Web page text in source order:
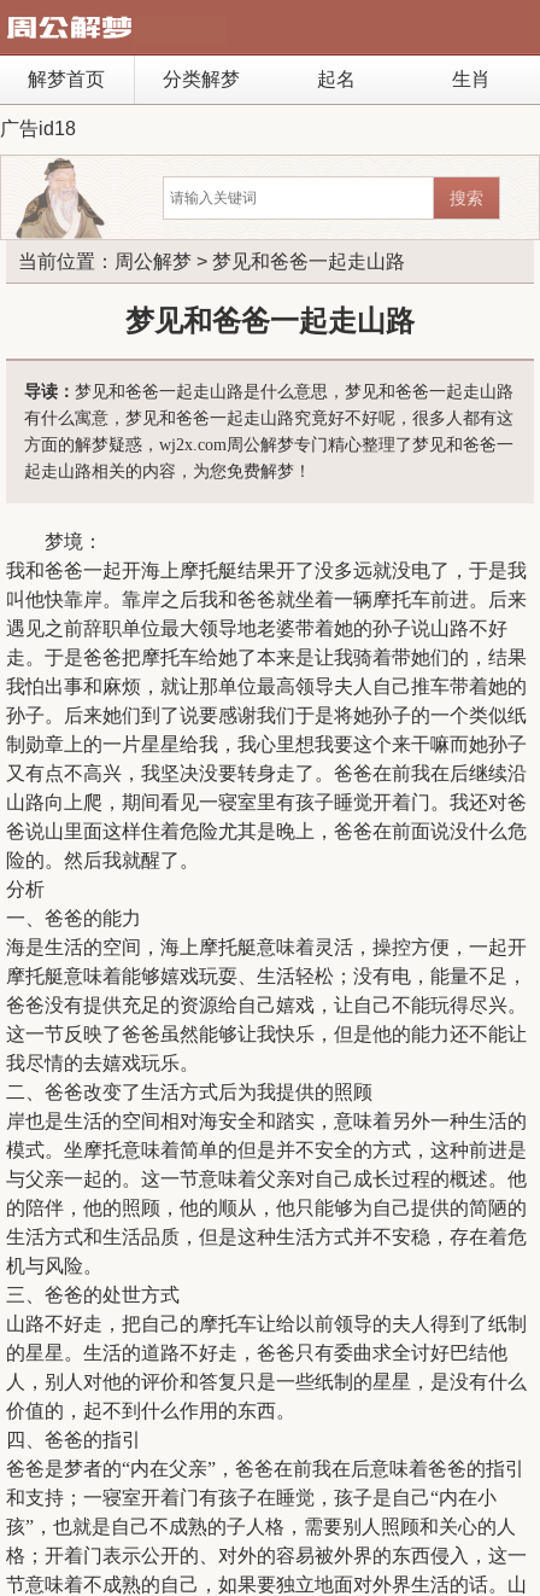
解梦首页 分类解梦 起名 生肖
广告id18
当前位置： 周公解梦 > 梦见和爸爸一起走山路
梦见和爸爸一起走山路
导读： 梦见和爸爸一起走山路是什么意思，梦见和爸爸一起走山路
有什么寓意，梦见和爸爸一起走山路究竟好不好呢，很多人都有这
方面的解梦疑惑，wj2x.com周公解梦专门精心整理了梦见和爸爸一
起走山路相关的内容，为您免费解梦！
梦境：
我和爸爸一起开海上摩托艇结果开了没多远就没电了，于是我
叫他快靠岸。靠岸之后我和爸爸就坐着一辆摩托车前进。后来
遇见之前辞职单位最大领导地老婆带着她的孙子说山路不好
走。于是爸爸把摩托车给她了本来是让我骑着带她们的，结果
我怕出事和麻烦，就让那单位最高领导夫人自己推车带着她的
孙子。后来她们到了说要感谢我们于是将她孙子的一个类似纸
制勋章上的一片星星给我，我心里想我要这个来干嘛而她孙子
又有点不高兴，我坚决没要转身走了。爸爸在前我在后继续沿
山路向上爬，期间看见一寝室里有孩子睡觉开着门。我还对爸
爸说山里面这样住着危险尤其是晚上，爸爸在前面说没什么危
险的。然后我就醒了。
分析
一、爸爸的能力
海是生活的空间，海上摩托艇意味着灵活，操控方便，一起开
摩托艇意味着能够嬉戏玩耍、生活轻松；没有电，能量不足，
爸爸没有提供充足的资源给自己嬉戏，让自己不能玩得尽兴。
这一节反映了爸爸虽然能够让我快乐，但是他的能力还不能让
我尽情的去嬉戏玩乐。
二、爸爸改变了生活方式后为我提供的照顾
岸也是生活的空间相对海安全和踏实，意味着另外一种生活的
模式。坐摩托意味着简单的但是并不安全的方式，这种前进是
与父亲一起的。这一节意味着父亲对自己成长过程的概述。他
的陪伴，他的照顾，他的顺从，他只能够为自己提供的简陋的
生活方式和生活品质，但是这种生活方式并不安稳，存在着危
机与风险。
三、爸爸的处世方式
山路不好走，把自己的摩托车让给以前领导的夫人得到了纸制
的星星。生活的道路不好走，爸爸只有委曲求全讨好巴结他
人，别人对他的评价和答复只是一些纸制的星星，是没有什么
价值的，起不到什么作用的东西。
四、爸爸的指引
爸爸是梦者的“内在父亲”，爸爸在前我在后意味着爸爸的指引
和支持；一寝室开着门有孩子在睡觉，孩子是自己“内在小
孩”，也就是自己不成熟的子人格，需要别人照顾和关心的人
格；开着门表示公开的、对外的容易被外界的东西侵入，这一
节意味着不成熟的自己，如果要独立地面对外界生活的话。山